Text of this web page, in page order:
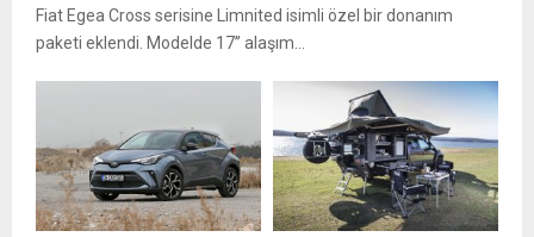
Fiat Egea Cross serisine Limnited isimli özel bir donanım
paketi eklendi. Modelde 17’’ alaşım...